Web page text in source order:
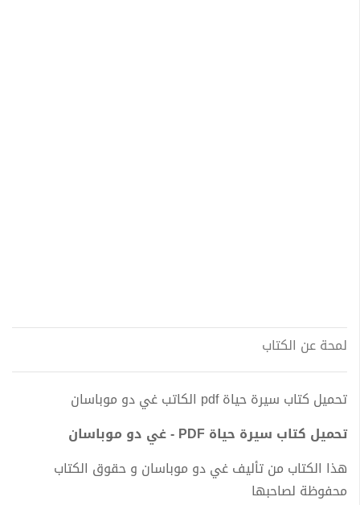
لمحة عن الكتاب
تحميل كتاب سيرة حياة pdf الكاتب غي دو موباسان
تحميل كتاب سيرة حياة PDF - غي دو موباسان
هذا الكتاب من تأليف غي دو موباسان و حقوق الكتاب
محفوظة لصاحبها